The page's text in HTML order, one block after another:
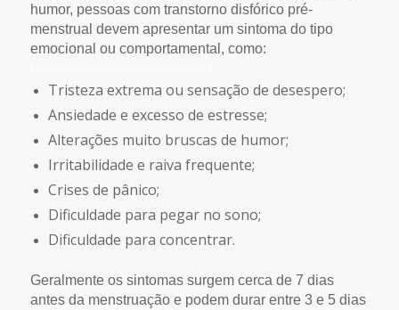
humor, pessoas com transtorno disfórico pré-
menstrual devem apresentar um sintoma do tipo
emocional ou comportamental, como:
Tristeza extrema ou sensação de desespero;
Ansiedade e excesso de estresse;
Alterações muito bruscas de humor;
Irritabilidade e raiva frequente;
Crises de pânico;
Dificuldade para pegar no sono;
Dificuldade para concentrar.
Geralmente os sintomas surgem cerca de 7 dias
antes da menstruação e podem durar entre 3 e 5 dias